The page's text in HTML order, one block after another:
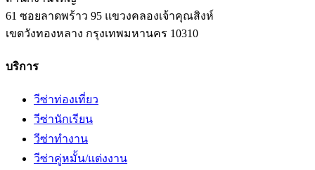
61 ซอยลาดพร้าว 95 แขวงคลองเจ้าคุณสิงห์
เขตวังทองหลาง กรุงเทพมหานคร 10310
บริการ
วีซ่าท่องเที่ยว
วีซ่านักเรียน
วีซ่าทำงาน
วีซ่าคู่หมั้น/แต่งงาน